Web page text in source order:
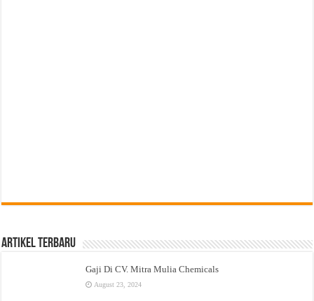
Artikel Terbaru
Gaji Di CV. Mitra Mulia Chemicals
August 23, 2024